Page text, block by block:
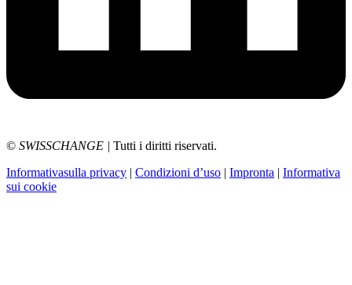
© SWISSCHANGE | Tutti i diritti riservati.
Informativasulla privacy | Condizioni d’uso | Impronta | Informativa
sui cookie